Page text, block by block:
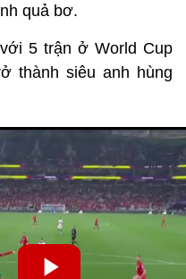
quả bơ.
5 trận ở World Cup
thành siêu anh hùng